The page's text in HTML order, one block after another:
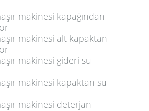
makinesi kapağından
makinesi alt kapaktan
makinesi gideri su
makinesi kapaktan su
makinesi deterjan